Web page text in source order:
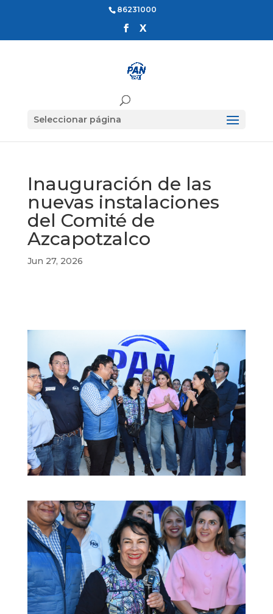
86231000
Seleccionar página
Inauguración de las
nuevas instalaciones
del Comité de
Azcapotzalco
Jun 27, 2026